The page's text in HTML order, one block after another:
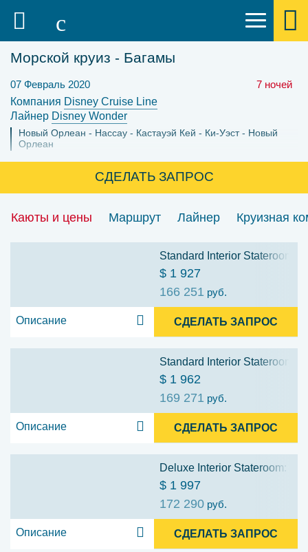
Морской круиз - Багамы
07 Февраль 2020
7 ночей
Компания Disney Cruise Line
Лайнер Disney Wonder
Новый Орлеан Нассау Кастауэй Кей Ки-Уэст
Новый
Орлеан
СДЕЛАТЬ ЗАПРОС
Каюты и цены Маршрут Лайнер Круизная
Standard Interior Stateroom:
$ 1 927
166 251 руб.
Описание СДЕЛАТЬ ЗАПРОС
Standard Interior Stateroom:
$ 1 962
169 271 руб.
Описание СДЕЛАТЬ ЗАПРОС
Deluxe Interior Stateroom:
$ 1 997
172 290 руб.
Описание СДЕЛАТЬ ЗАПРОС